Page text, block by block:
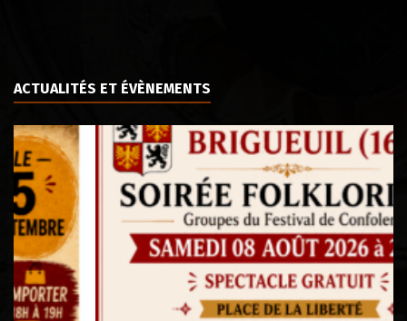
ACTUALITÉS ET ÉVÈNEMENTS